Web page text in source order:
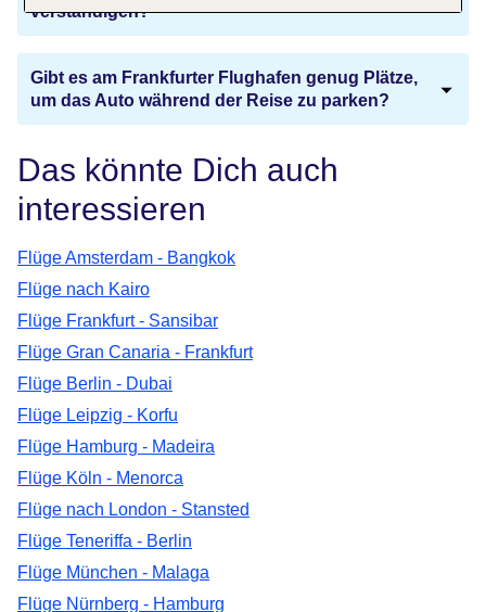
verständigen?
Gibt es am Frankfurter Flughafen genug Plätze,
um das Auto während der Reise zu parken?
Das könnte Dich auch
interessieren
Flüge Amsterdam - Bangkok
Flüge nach Kairo
Flüge Frankfurt - Sansibar
Flüge Gran Canaria - Frankfurt
Flüge Berlin - Dubai
Flüge Leipzig - Korfu
Flüge Hamburg - Madeira
Flüge Köln - Menorca
Flüge nach London - Stansted
Flüge Teneriffa - Berlin
Flüge München - Malaga
Flüge Nürnberg - Hamburg